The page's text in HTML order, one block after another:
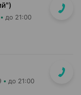
до 21:00
до 21:00